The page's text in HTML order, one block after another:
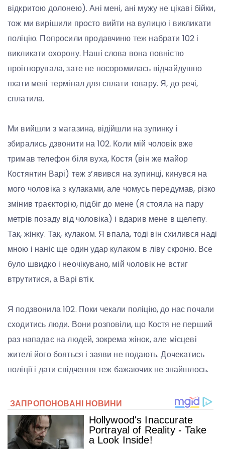
відкритою долонею). Ані мені, ані мужу не цікаві бійки,
тож ми вирішили просто вийти на вулицю і викликати
поліцію. Попросили продавчиню теж набрати 102 і
викликати охорону. Наші слова вона повністю
проігнорувала, зате не посоромилась відчайдушно
пхати мені термінал для сплати товару. Я, до речі,
сплатила.
Ми вийшли з магазина, відійшли на зупинку і
збирались дзвонити на 102. Коли мій чоловік вже
тримав телефон біля вуха, Костя (він же майор
Костянтин Варі) теж з’явився на зупинці, кинувся на
мого чоловіка з кулаками, але чомусь передумав, різко
змінив траєкторію, підбіг до мене (я стояла на пару
метрів позаду від чоловіка) і вдарив мене в щелепу.
Так, жінку. Так, кулаком. Я впала, тоді він схилився наді
мною і наніс ще один удар кулаком в ліву скроню. Все
було швидко і неочікувано, мій чоловік не встиг
втрутитися, а Варі втік.
Я подзвонила 102. Поки чекали поліцію, до нас почали
сходитись люди. Вони розповіли, що Костя не перший
раз нападає на людей, зокрема жінок, але місцеві
жителі його бояться і заяви не подають. Дочекатись
поліції і дати свідчення теж бажаючих не знайшлось.